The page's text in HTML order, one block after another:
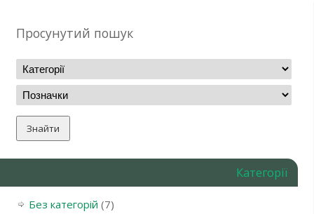
Просунутий пошук
Категорії
Без категорій (7)